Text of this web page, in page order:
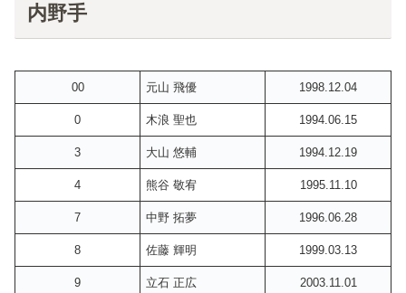
内野手
00 元山 飛優 1998.12.04
0 木浪 聖也 1994.06.15
3 大山 悠輔 1994.12.19
4 熊谷 敬宥 1995.11.10
7 中野 拓夢 1996.06.28
8 佐藤 輝明 1999.03.13
9 立石 正広 2003.11.01